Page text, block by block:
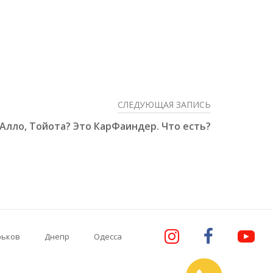
СЛЕДУЮЩАЯ ЗАПИСЬ
Алло, Тойота? Это КарФаиндер. Что есть?
Днепр Одесса